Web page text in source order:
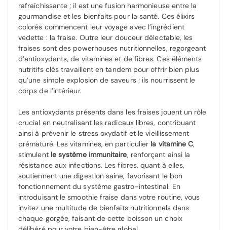
rafraîchissante ; il est une fusion harmonieuse entre la
gourmandise et les bienfaits pour la santé. Ces élixirs
colorés commencent leur voyage avec l’ingrédient
vedette : la fraise. Outre leur douceur délectable, les
fraises sont des powerhouses nutritionnelles, regorgeant
d’antioxydants, de vitamines et de fibres. Ces éléments
nutritifs clés travaillent en tandem pour offrir bien plus
qu’une simple explosion de saveurs ; ils nourrissent le
corps de l’intérieur.
Les antioxydants présents dans les fraises jouent un rôle
crucial en neutralisant les radicaux libres, contribuant
ainsi à prévenir le stress oxydatif et le vieillissement
prématuré. Les vitamines, en particulier la vitamine C,
stimulent le système immunitaire, renforçant ainsi la
résistance aux infections. Les fibres, quant à elles,
soutiennent une digestion saine, favorisant le bon
fonctionnement du système gastro-intestinal. En
introduisant le smoothie fraise dans votre routine, vous
invitez une multitude de bienfaits nutritionnels dans
chaque gorgée, faisant de cette boisson un choix